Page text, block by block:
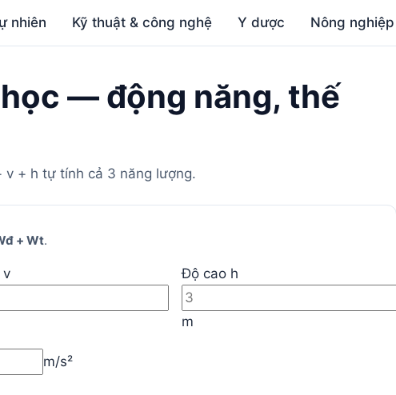
nhiên Kỹ thuật & công nghệ Y dược Nông nghiệp
— động năng, thế
v + h tự tính cả 3 năng lượng.
+ Wt.
v Độ cao h
m
m/s²